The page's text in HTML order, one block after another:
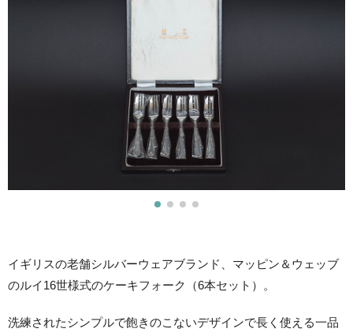
イギリスの老舗シルバーウェアブランド、マッピン＆ウェッブ
のルイ16世様式のケーキフォーク（6本セット）。
洗練されたシンプルで飽きのこないデザインで長く使える一品